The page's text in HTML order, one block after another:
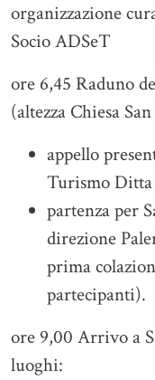
organizzazione
Socio ADSeT
ore 6,45 Raduno
(altezza Chiesa
appello
Turismo
partenza per
direzione
prima
partecipanti).
ore 9,00 Arrivo a
luoghi: